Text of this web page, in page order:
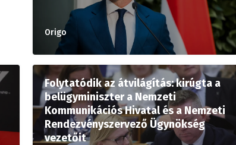
Origo
Folytatódik az átvilágítás: kirúgta a
belügyminiszter a Nemzeti
Kommunikációs Hivatal és a Nemzeti
Rendezvényszervező Ügynökség
vezetőit